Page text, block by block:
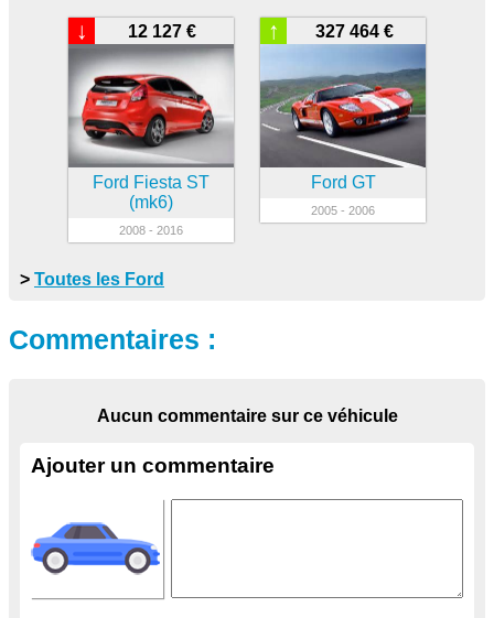
12 127 €
↓
Ford Fiesta ST
(mk6)
2008 - 2016
327 464 €
↑
Ford GT
2005 - 2006
> Toutes les Ford
Commentaires :
Aucun commentaire sur ce véhicule
Ajouter un commentaire